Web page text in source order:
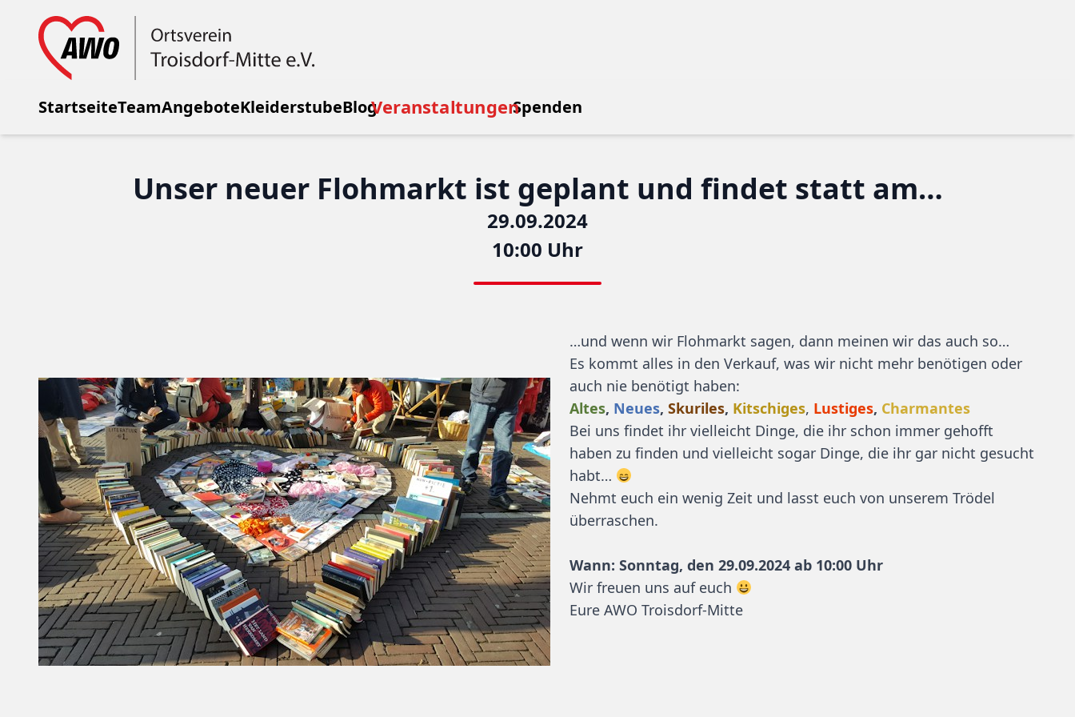
StartseiteTeamAngeboteKleiderstubeBlogVeranstaltungenSpenden
Unser neuer Flohmarkt ist geplant und findet statt am…
29.09.2024
10:00 Uhr
…und wenn wir Flohmarkt sagen, dann meinen wir das auch so…
Es kommt alles in den Verkauf, was wir nicht mehr benötigen oder
auch nie benötigt haben:
Altes, Neues, Skuriles, Kitschiges, Lustiges, Charmantes
Bei uns findet ihr vielleicht Dinge, die ihr schon immer gehofft
haben zu finden und vielleicht sogar Dinge, die ihr gar nicht gesucht
habt…
Nehmt euch ein wenig Zeit und lasst euch von unserem Trödel
überraschen.
Wann: Sonntag, den 29.09.2024 ab 10:00 Uhr
Wir freuen uns auf euch
Eure AWO Troisdorf-Mitte